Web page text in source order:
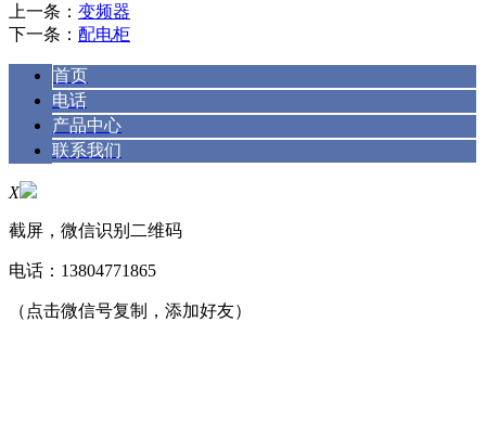
上一条： 变频器
下一条： 配电柜
首页
电话
产品中心
联系我们
X
截屏，微信识别二维码
电话： 13804771865
（点击微信号复制，添加好友）